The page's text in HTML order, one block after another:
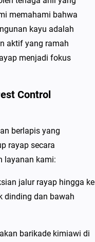
memahami bahwa
kayu adalah
aktif yang ramah
menjadi fokus
Control
berlapis yang
rayap secara
layanan kami:
jalur rayap hingga ke
dinding dan bawah
barikade kimiawi di